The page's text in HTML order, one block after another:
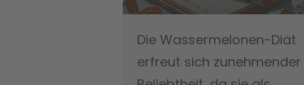
Die Wassermelonen-Diät
erfreut sich zunehmender